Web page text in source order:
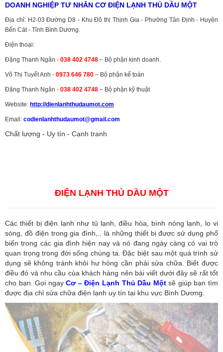
DOANH NGHIỆP TƯ NHÂN CƠ ĐIỆN LẠNH THỦ DẦU MỘT
Địa chỉ: H2-03 Đường D8 - Khu Đô thị Thịnh Gia - Phường Tân Định - Huyện
Bến Cát - Tỉnh Bình Dương.
Điện thoại:
Đặng Thanh Ngân - 038 402 4748 – Bộ phận kinh doanh.
Võ Thị Tuyết Anh - 0973 646 780 – Bộ phận kế toán
Đặng Thanh Ngân - 038 402 4748 – Bộ phận kỹ thuật
Website: http://dienlanhthudaumot.com
Email: codienlanhthudaumot@gmail.com
Chất lượng - Uy tín - Cạnh tranh
ĐIỆN LẠNH THỦ DẦU MỘT
Các thiết bị điện lạnh như tủ lạnh, điều hòa, bình nóng lạnh, lo vi
sóng, đồ điện trong gia đình,.. là những thiết bị được sử dụng phổ
biến trong các gia đình hiện nay và nó đang ngày càng có vai trò
quan trọng trong đời sống chúng ta. Đặc biệt sau một quá trình sử
dụng sẽ không tránh khỏi hư hỏng cần phải sửa chữa. Biết được
điều đó và nhu cầu của khách hàng nên bài viết dưới đây sẽ rất tốt
cho bạn. Gọi ngayCơ – Điện Lạnh Thủ Dầu Một sẽ giúp bạn tìm
được địa chỉ sửa chữa điện lạnh uy tín tại khu vực Bình Dương.